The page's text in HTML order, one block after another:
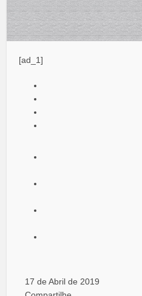
[ad_1]
17 de Abril de 2019